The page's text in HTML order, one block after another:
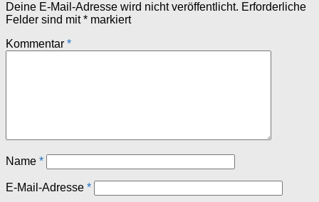
Deine E-Mail-Adresse wird nicht veröffentlicht. Erforderliche
Felder sind mit* markiert
Kommentar *
Name *
E-Mail-Adresse *